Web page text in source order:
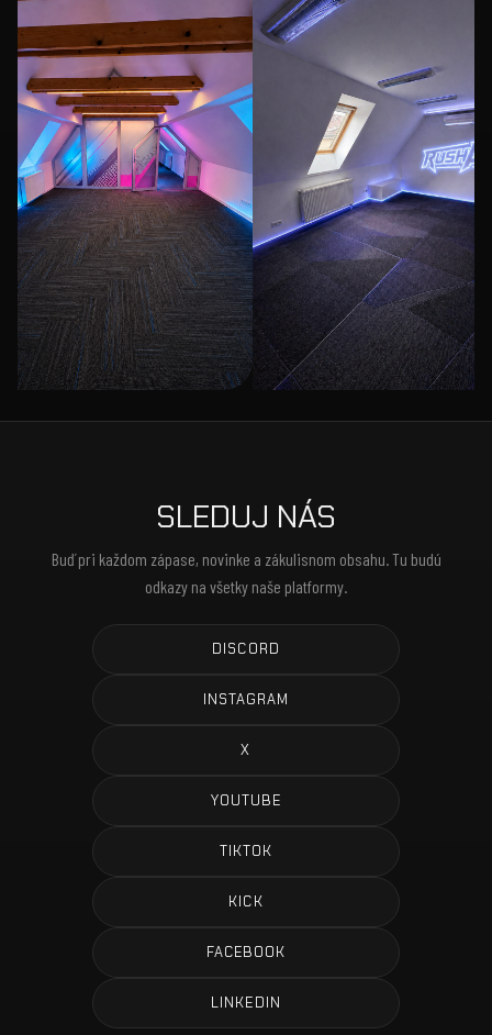
SLEDUJ NÁS
Buď pri každom zápase, novinke a zákulisnom obsahu. Tu budú
odkazy na všetky naše platformy.
DISCORD
INSTAGRAM
X
YOUTUBE
TIKTOK
KICK
FACEBOOK
LINKEDIN